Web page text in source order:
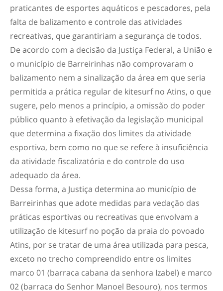
praticantes de esportes aquáticos e pescadores, pela
falta de balizamento e controle das atividades
recreativas, que garantiriam a segurança de todos.
De acordo com a decisão da Justiça Federal, a União e
o município de Barreirinhas não comprovaram o
balizamento nem a sinalização da área em que seria
permitida a prática regular de kitesurf no Atins, o que
sugere, pelo menos a princípio, a omissão do poder
público quanto à efetivação da legislação municipal
que determina a fixação dos limites da atividade
esportiva, bem como no que se refere à insuficiência
da atividade fiscalizatória e do controle do uso
adequado da área.
Dessa forma, a Justiça determina ao município de
Barreirinhas que adote medidas para vedação das
práticas esportivas ou recreativas que envolvam a
utilização de kitesurf no poção da praia do povoado
Atins, por se tratar de uma área utilizada para pesca,
exceto no trecho compreendido entre os limites
marco 01 (barraca cabana da senhora Izabel) e marco
02 (barraca do Senhor Manoel Besouro), nos termos